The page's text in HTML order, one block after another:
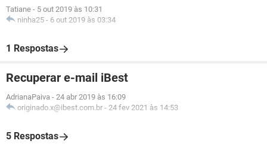
Tatiane - 5 out 2019 às 10:31
ninha25 - 6 out 2019 às 03:34
1 Respostas
Recuperar e-mail iBest
AdrianaPaiva - 24 abr 2019 às 16:09
originado.x@ibest.com.br - 24 fev 2021 às 14:53
5 Respostas